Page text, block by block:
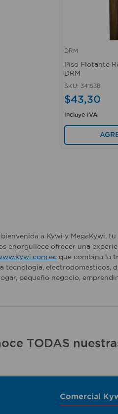
DRM
Piso Flotante
DRM
SKU: 341538
$43,30
Incluye IVA
bienvenida a Kywi y
enorgullece ofrecer una
que combina la
tecnología, electrodomésticos,
pequeño negocio,
TODAS
Comercial